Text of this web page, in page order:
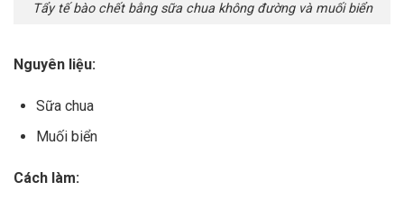
Tẩy tế bào chết bằng sữa chua không đường và muối biển
Nguyên liệu:
Sữa chua
Muối biển
Cách làm: